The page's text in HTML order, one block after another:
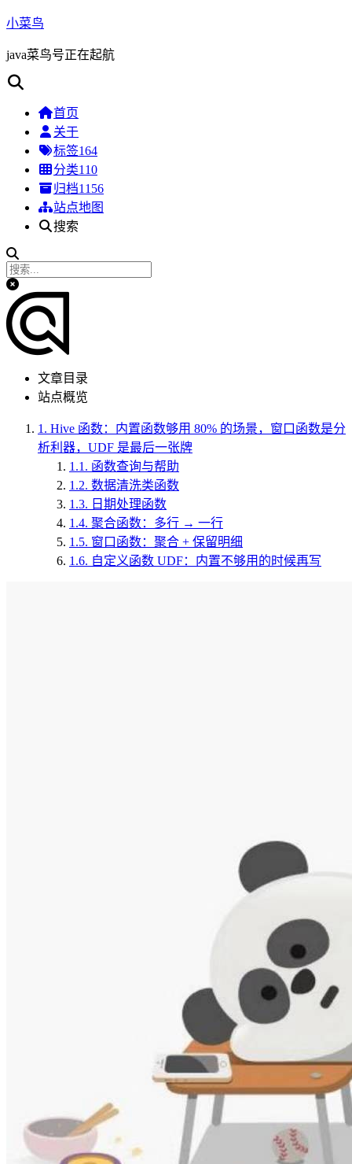
小菜鸟
java菜鸟号正在起航
首页
关于
标签164
分类110
归档1156
站点地图
搜索
文章目录
站点概览
1. Hive 函数：内置函数够用 80% 的场景，窗口函数是分
析利器，UDF 是最后一张牌
1.1. 函数查询与帮助
1.2. 数据清洗类函数
1.3. 日期处理函数
1.4. 聚合函数：多行 → 一行
1.5. 窗口函数：聚合 + 保留明细
1.6. 自定义函数 UDF：内置不够用的时候再写